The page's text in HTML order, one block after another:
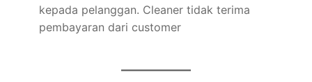
kepada pelanggan. Cleaner tidak terima
pembayaran dari customer